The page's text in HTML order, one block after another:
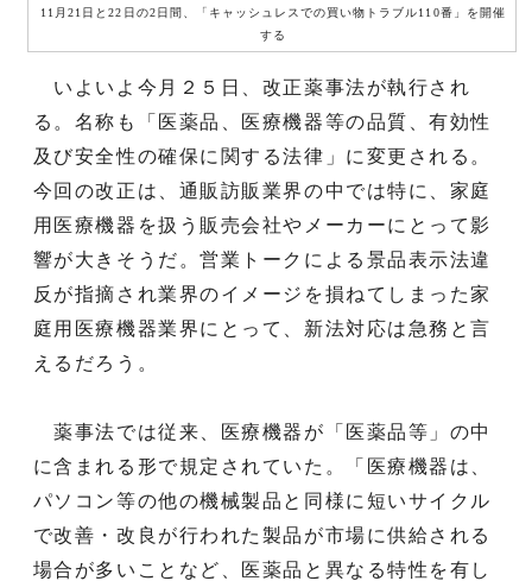
11月21日と22日の2日間、「キャッシュレスでの買い物トラブル110番」を開催
する
いよいよ今月２５日、改正薬事法が執行され
る。名称も「医薬品、医療機器等の品質、有効性
及び安全性の確保に関する法律」に変更される。
今回の改正は、通販訪販業界の中では特に、家庭
用医療機器を扱う販売会社やメーカーにとって影
響が大きそうだ。営業トークによる景品表示法違
反が指摘され業界のイメージを損ねてしまった家
庭用医療機器業界にとって、新法対応は急務と言
えるだろう。
薬事法では従来、医療機器が「医薬品等」の中
に含まれる形で規定されていた。「医療機器は、
パソコン等の他の機械製品と同様に短いサイクル
で改善・改良が行われた製品が市場に供給される
場合が多いことなど、医薬品と異なる特性を有し